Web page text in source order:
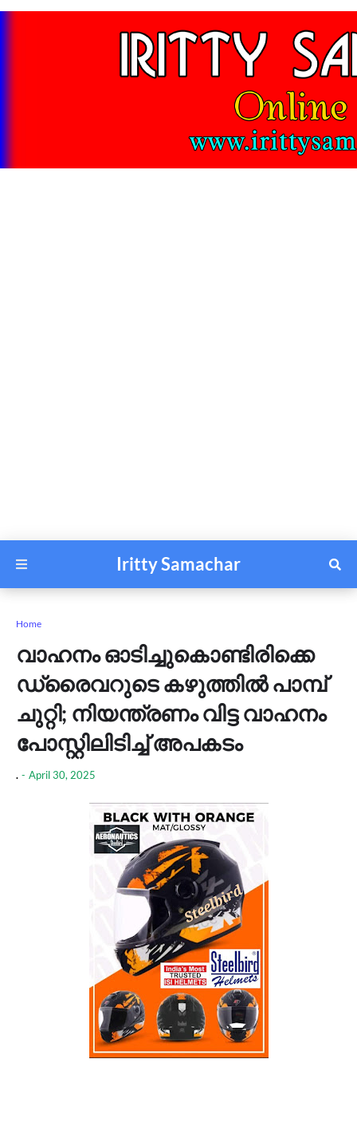
Iritty Samachar
Home
വാഹനം ഓടിച്ചുകൊണ്ടിരിക്കെ
ഡ്രൈവറുടെ കഴുത്തിൽ പാമ്പ്
ചുറ്റി; നിയന്ത്രണം വിട്ട വാഹനം
പോസ്റ്റിലിടിച്ച് അപകടം
. - April 30, 2025